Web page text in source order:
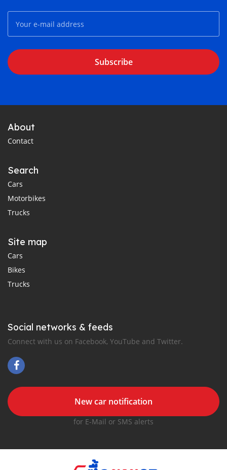
Subscribe
About
Contact
Search
Cars
Motorbikes
Trucks
Site map
Cars
Bikes
Trucks
Social networks & feeds
Connect with us on Facebook, YouTube and Twitter.
New car notification
for E-Mail or SMS alerts